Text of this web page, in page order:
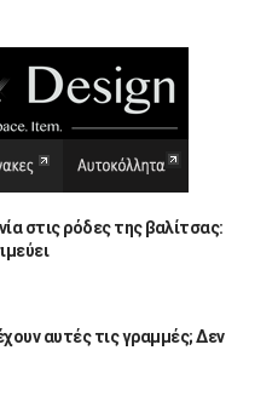
στις ρόδες της βαλίτσας:
αυτές τις γραμμές; Δεν